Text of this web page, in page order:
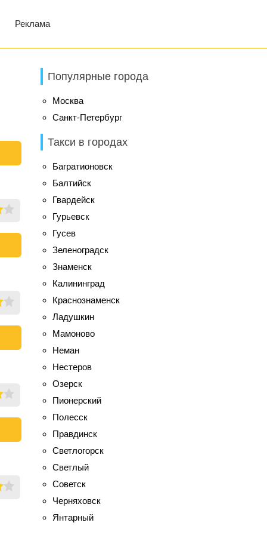
Реклама
Популярные города
Москва
Санкт-Петербург
Такси в городах
Багратионовск
Балтийск
Гвардейск
Гурьевск
Гусев
Зеленоградск
Знаменск
Калининград
Краснознаменск
Ладушкин
Мамоново
Неман
Нестеров
Озерск
Пионерский
Полесск
Правдинск
Светлогорск
Светлый
Советск
Черняховск
Янтарный